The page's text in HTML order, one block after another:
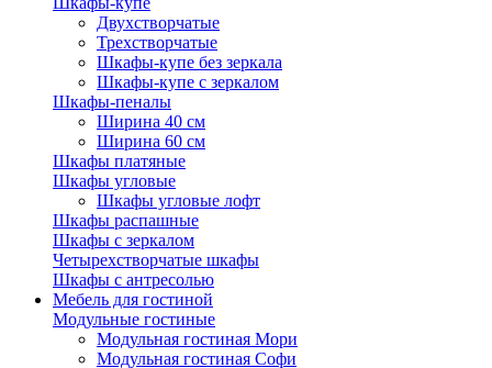
Двухстворчатые
Трехстворчатые
Шкафы-купе без зеркала
Шкафы-купе с зеркалом
Шкафы-пеналы
Ширина 40 см
Ширина 60 см
Шкафы платяные
Шкафы угловые
Шкафы угловые лофт
Шкафы распашные
Шкафы с зеркалом
Четырехстворчатые шкафы
Шкафы с антресолью
Мебель для гостиной
Модульные гостиные
Модульная гостиная Мори
Модульная гостиная Софи